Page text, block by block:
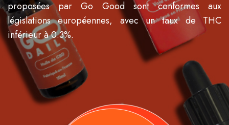
proposées par Go Good sont conformes aux
législations européennes, avec un taux de THC
inférieur à 0.3%.